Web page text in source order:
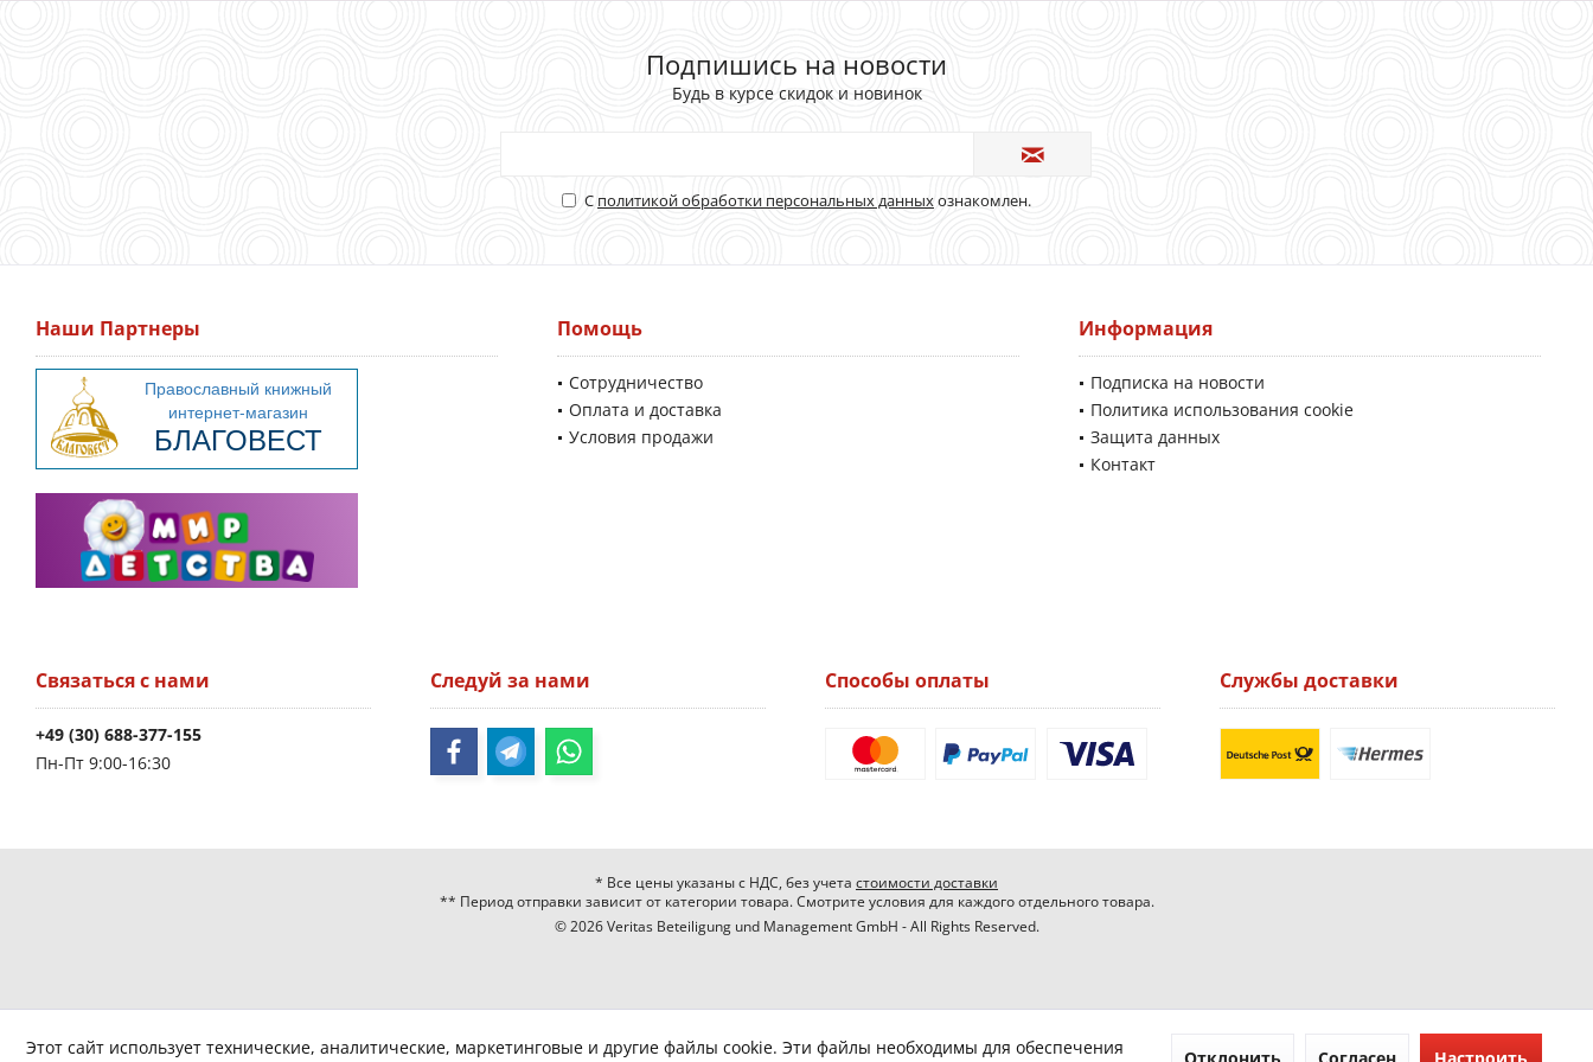
Подпишись на новости
Будь в курсе скидок и новинок
С политикой обработки персональных данныхознакомлен.
Наши Партнеры Помощь
Сотрудничество
Оплата и доставка
Условия продажи
Информация
Подписка на новости
Политика использования cookie
Защита данных
Контакт
Связаться с нами
+49 (30) 688-377-155
Пн-Пт 9:00-16:30
Следуй за нами Способы оплаты Службы доставки
* Все цены указаны с НДС, без учета стоимости доставки
** Период отправки зависит от категории товара. Смотрите условия для каждого отдельного товара.
© 2026 Veritas Beteiligung und Management GmbH - All Rights Reserved.
Этот сайт использует технические, аналитические, маркетинговые и другие файлы cookie. Эти файлы необходимы для обеспечения